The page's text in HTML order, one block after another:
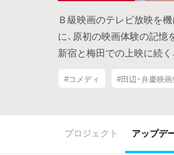
Ｂ級映画のテレビ放映を
に、原初の映画体験の記憶
新宿と梅田での上映に続く
#コメディ #田辺・弁慶映画
プロジェクト アップデ